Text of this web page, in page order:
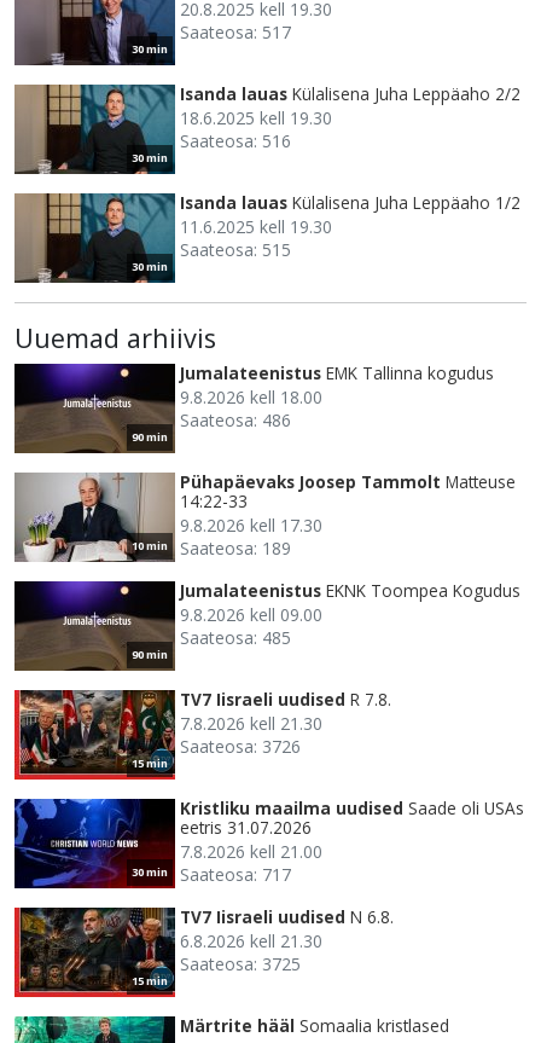
30 min
20.8.2025 kell 19.30
Saateosa: 517
30 min
Isanda lauas Külalisena Juha Leppäaho 2/2
18.6.2025 kell 19.30
Saateosa: 516
30 min
Isanda lauas Külalisena Juha Leppäaho 1/2
11.6.2025 kell 19.30
Saateosa: 515
Uuemad arhiivis
90 min
Jumalateenistus EMK Tallinna kogudus
9.8.2026 kell 18.00
Saateosa: 486
10 min
Pühapäevaks Joosep Tammolt Matteuse
14:22-33
9.8.2026 kell 17.30
Saateosa: 189
90 min
Jumalateenistus EKNK Toompea Kogudus
9.8.2026 kell 09.00
Saateosa: 485
15 min
TV7 Iisraeli uudised R 7.8.
7.8.2026 kell 21.30
Saateosa: 3726
30 min
Kristliku maailma uudised Saade oli USAs
eetris 31.07.2026
7.8.2026 kell 21.00
Saateosa: 717
15 min
TV7 Iisraeli uudised N 6.8.
6.8.2026 kell 21.30
Saateosa: 3725
Märtrite hääl Somaalia kristlased